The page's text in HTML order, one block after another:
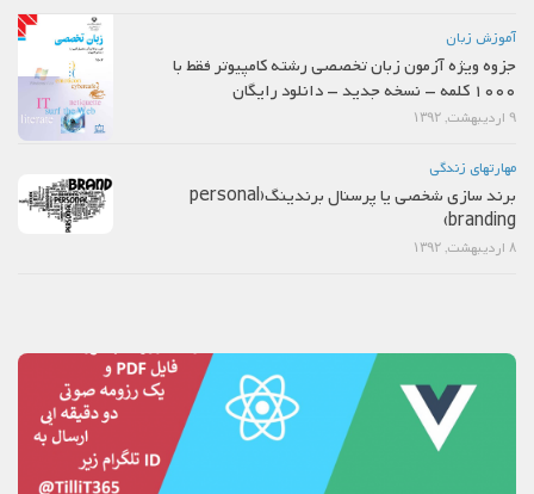
آموزش زبان
جزوه ویژه آزمون زبان تخصصی رشته کامپیوتر فقط با
1000 کلمه – نسخه جدید – دانلود رایگان
۹ اردیبهشت, ۱۳۹۲
مهارتهاي زندگي
برند سازی شخصی یا پرسنال برندینگ(personal
branding)
۸ اردیبهشت, ۱۳۹۲